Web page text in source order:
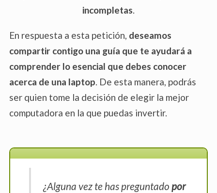
incompletas.
En respuesta a esta petición, deseamos
compartir contigo una guía que te ayudará a
comprender lo esencial que debes conocer
acerca de una laptop. De esta manera, podrás
ser quien tome la decisión de elegir la mejor
computadora en la que puedas invertir.
¿Alguna vez te has preguntado por